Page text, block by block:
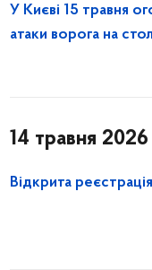
У Києві 15 травня
атаки ворога на
14 травня 2026
Відкрита